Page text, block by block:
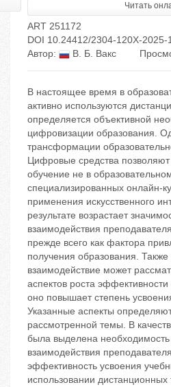
Читать
ART 251172
DOI 10.24412/2304-120X-2025-
Автор:
В. Б. Вакс
В настоящее время в
активно используются
определяется объективной
цифровизации образования.
трансформации
Цифровые средства позволяют
обучение не в
специализированных онлайн-
применения искусственного
результате возрастает
взаимодействия
прежде всего как фактора
получения образования.
взаимодействие может
аспектов роста
оно повышает степень
Указанные аспекты
рассмотренной темы. В
была выделена необходимость
взаимодействия
эффективность усвоения
использовании дистанционных